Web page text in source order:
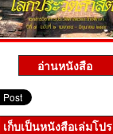
เก็บเป็นหนังสือเล่มโป